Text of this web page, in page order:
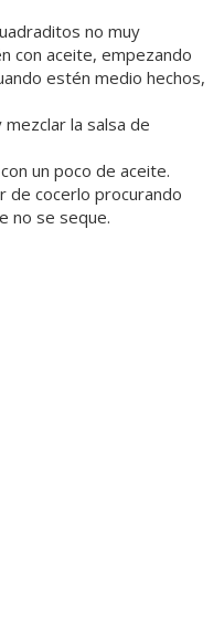
no muy
con aceite, empezando
estén medio hechos,
la salsa de
un poco de aceite.
de cocerlo procurando
no se seque.